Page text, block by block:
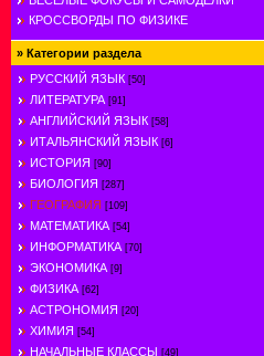
КРОССВОРДЫ ПО ФИЗИКЕ
» Категории раздела
РУССКИЙ ЯЗЫК [50]
ЛИТЕРАТУРА [91]
АНГЛИЙСКИЙ ЯЗЫК [58]
ИТАЛЬЯНСКИЙ ЯЗЫК [6]
ИСТОРИЯ [90]
БИОЛОГИЯ [287]
ГЕОГРАФИЯ [109]
МАТЕМАТИКА [54]
ИНФОРМАТИКА [70]
ЭКОНОМИКА [9]
ФИЗИКА [62]
АСТРОНОМИЯ [20]
ХИМИЯ [54]
НАЧАЛЬНЫЕ КЛАССЫ [49]